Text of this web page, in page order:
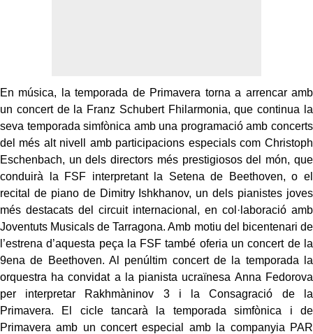
En música, la temporada de Primavera torna a arrencar amb
un concert de la Franz Schubert Fhilarmonia, que continua la
seva temporada simfònica amb una programació amb concerts
del més alt nivell amb participacions especials com Christoph
Eschenbach, un dels directors més prestigiosos del món, que
conduirà la FSF interpretant la Setena de Beethoven, o el
recital de piano de Dimitry Ishkhanov, un dels pianistes joves
més destacats del circuit internacional, en col·laboració amb
Joventuts Musicals de Tarragona. Amb motiu del bicentenari de
l’estrena d’aquesta peça la FSF també oferia un concert de la
9ena de Beethoven. Al penúltim concert de la temporada la
orquestra ha convidat a la pianista ucraïnesa Anna Fedorova
per interpretar Rakhmàninov 3 i la Consagració de la
Primavera. El cicle tancarà la temporada simfònica i de
Primavera amb un concert especial amb la companyia PAR